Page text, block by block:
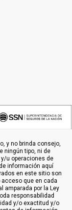
y no brinda consejo,
ningún tipo, ni de
u operaciones de
información aquí
en este sitio son
que en cada
amparada por la Ley
responsabilidad
y/o exactitud y/o